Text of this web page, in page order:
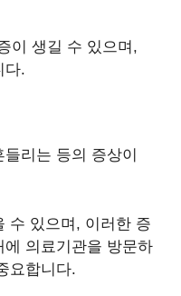
이 생길 수 있으며,
다.
리는 등의 증상이
수 있으며, 이러한 증
의료기관을 방문하
요합니다.